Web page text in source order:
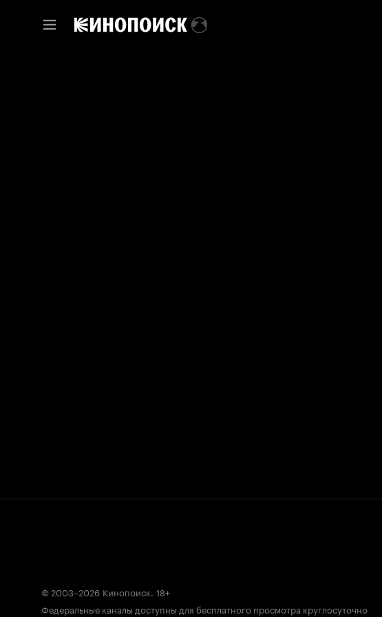
© 2003–2026 Кинопоиск. 18+
Федеральные каналы доступны для бесплатного просмотра круглосуточно